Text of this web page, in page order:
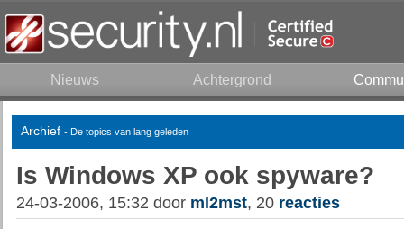
Nieuws Achtergrond
Archief - De topics van lang geleden
Is Windows XP ook spyware?
24-03-2006, 15:32 door ml2mst, 20 reacties